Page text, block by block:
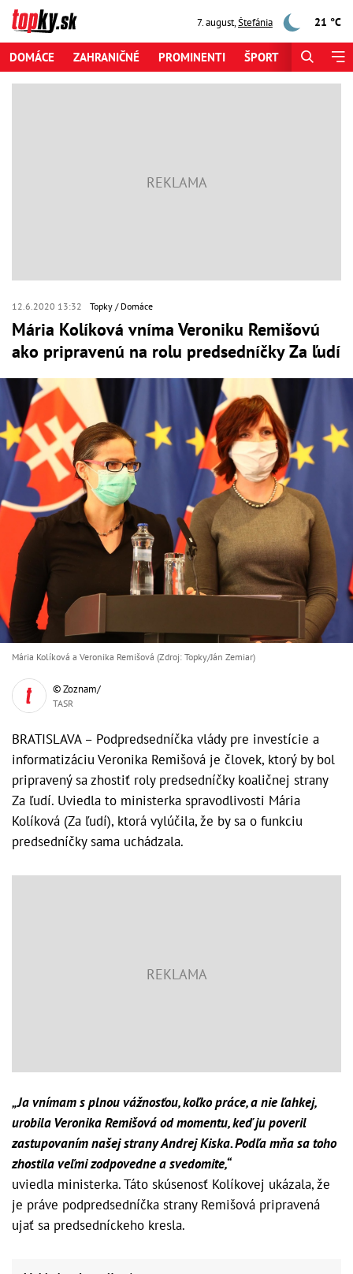
7. august,Štefánia 21 °C
DOMÁCE ZAHRANIČNÉ PROMINENTI ŠPORT
12.6.2020 13:32 Topky Domáce
Mária Kolíková vníma Veroniku Remišovú
ako pripravenú na rolu predsedníčky Za ľudí
Mária Kolíková a Veronika Remišová (Zdroj: Topky/Ján Zemiar)
© Zoznam/
TASR
BRATISLAVA – Podpredsedníčka vlády pre investície a
informatizáciu Veronika Remišová je človek, ktorý by bol
pripravený sa zhostiť roly predsedníčky koaličnej strany
Za ľudí. Uviedla to ministerka spravodlivosti Mária
Kolíková (Za ľudí), ktorá vylúčila, že by sa o funkciu
predsedníčky sama uchádzala.
„Ja vnímam s plnou vážnosťou, koľko práce, a nie ľahkej,
urobila Veronika Remišová od momentu, keď ju poveril
zastupovaním našej strany Andrej Kiska. Podľa mňa sa toho
zhostila veľmi zodpovedne a svedomite,“
uviedla ministerka. Táto skúsenosť Kolíkovej ukázala, že
je práve podpredsedníčka strany Remišová pripravená
ujať sa predsedníckeho kresla.